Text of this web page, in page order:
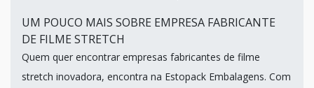
UM POUCO MAIS SOBRE EMPRESA FABRICANTE
DE FILME STRETCH
Quem quer encontrar empresas fabricantes de filme
stretch inovadora, encontra na Estopack Embalagens. Com